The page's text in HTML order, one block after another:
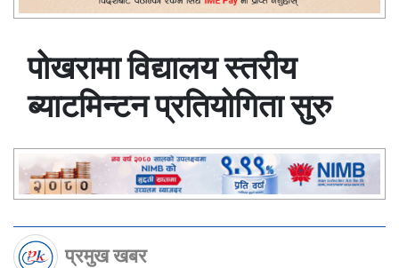
पोखरामा विद्यालय स्तरीय
ब्याटमिन्टन प्रतियोगिता सुरु
प्रमुख खबर